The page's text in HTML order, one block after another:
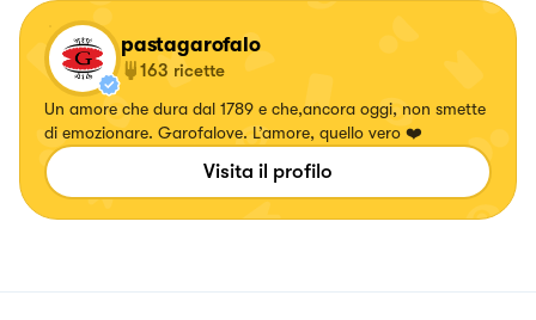
pastagarofalo
163 ricette
Un amore che dura dal 1789 e che,ancora oggi, non smette
di emozionare. Garofalove. L’amore, quello vero ❤️
Visita il profilo